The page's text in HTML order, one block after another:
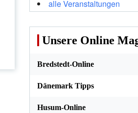
alle Veranstaltungen
Unsere Online
Bredstedt-Online
Dänemark Tipps
Husum-Online